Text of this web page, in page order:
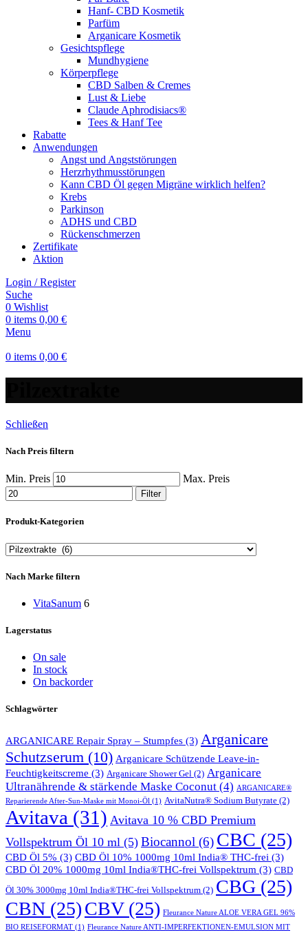
Hanf- CBD Kosmetik
Parfüm
Arganicare Kosmetik
Gesichtspflege
Mundhygiene
Körperpflege
CBD Salben & Cremes
Lust & Liebe
Claude Aphrodisiacs®
Tees & Hanf Tee
Rabatte
Anwendungen
Angst und Angststörungen
Herzrhythmusstörungen
Kann CBD Öl gegen Migräne wirklich helfen?
Krebs
Parkinson
ADHS und CBD
Rückenschmerzen
Zertifikate
Aktion
Login / Register
Suche
0 Wishlist
0 items 0,00 €
Menu
0 items 0,00 €
Schließen
Nach Preis filtern
Min. Preis Max. Preis
Filter
Produkt-Kategorien
Nach Marke filtern
VitaSanum 6
Lagerstatus
On sale
In stock
On backorder
Schlagwörter
ARGANICARE Repair Spray – Stumpfes (3) Arganicare
Schutzserum (10) Arganicare Schützende Leave-in-
Feuchtigkeitscreme (3) Arganicare Shower Gel (2) Arganicare
Ultranährende & stärkende Maske Coconut (4) ARGANICARE®
Reparierende After-Sun-Maske mit Monoi-Öl (1) AvitaNutra® Sodium Butyrate (2)
Avitava (31) Avitava 10 % CBD Premium
Vollspektrum Öl 10 ml (5) Biocannol (6) CBC (25)
CBD Öl 5% (3) CBD Öl 10% 1000mg 10ml India® THC-frei (3)
CBD Öl 20% 1000mg 10ml India®THC-frei Vollspektrum (3) CBD
Öl 30% 3000mg 10ml India®THC-frei Vollspektrum (2) CBG (25)
CBN (25)CBV(25) Fleurance Nature ALOE VERA GEL 96%
BIO REISEFORMAT (1) Fleurance Nature ANTI-IMPERFEKTIONEN-EMULSION MIT